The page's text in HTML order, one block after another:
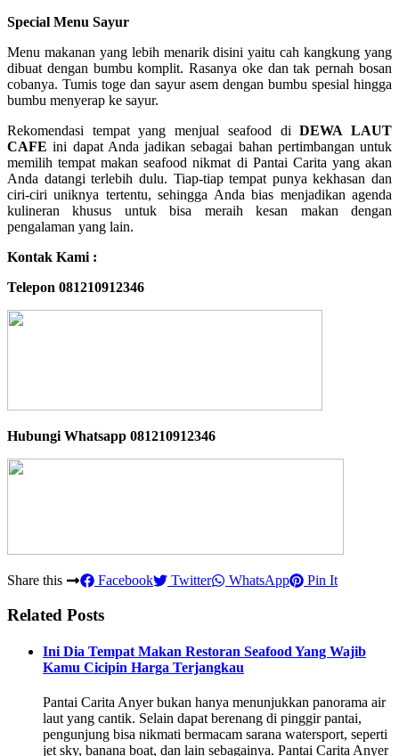
Special Menu Sayur
Menu makanan yang lebih menarik disini yaitu cah kangkung yang
dibuat dengan bumbu komplit. Rasanya oke dan tak pernah bosan
cobanya. Tumis toge dan sayur asem dengan bumbu spesial hingga
bumbu menyerap ke sayur.
Rekomendasi tempat yang menjual seafood diDEWA LAUT
CAFEini dapat Anda jadikan sebagai bahan pertimbangan untuk
memilih tempat makan seafood nikmat di Pantai Carita yang akan
Anda datangi terlebih dulu. Tiap-tiap tempat punya kekhasan dan
ciri-ciri uniknya tertentu, sehingga Anda bias menjadikan agenda
kulineran khusus untuk bisa meraih kesan makan dengan
pengalaman yang lain.
Kontak Kami :
Telepon 081210912346
Hubungi Whatsapp 081210912346
Share this Facebook Twitter WhatsApp Pin It
Related Posts
Ini Dia Tempat Makan Restoran Seafood Yang Wajib
Kamu Cicipin Harga Terjangkau
Pantai Carita Anyer bukan hanya menunjukkan panorama air
laut yang cantik. Selain dapat berenang di pinggir pantai,
pengunjung bisa nikmati bermacam sarana watersport, seperti
jet sky, banana boat, dan lain sebagainya. Pantai Carita Anyer